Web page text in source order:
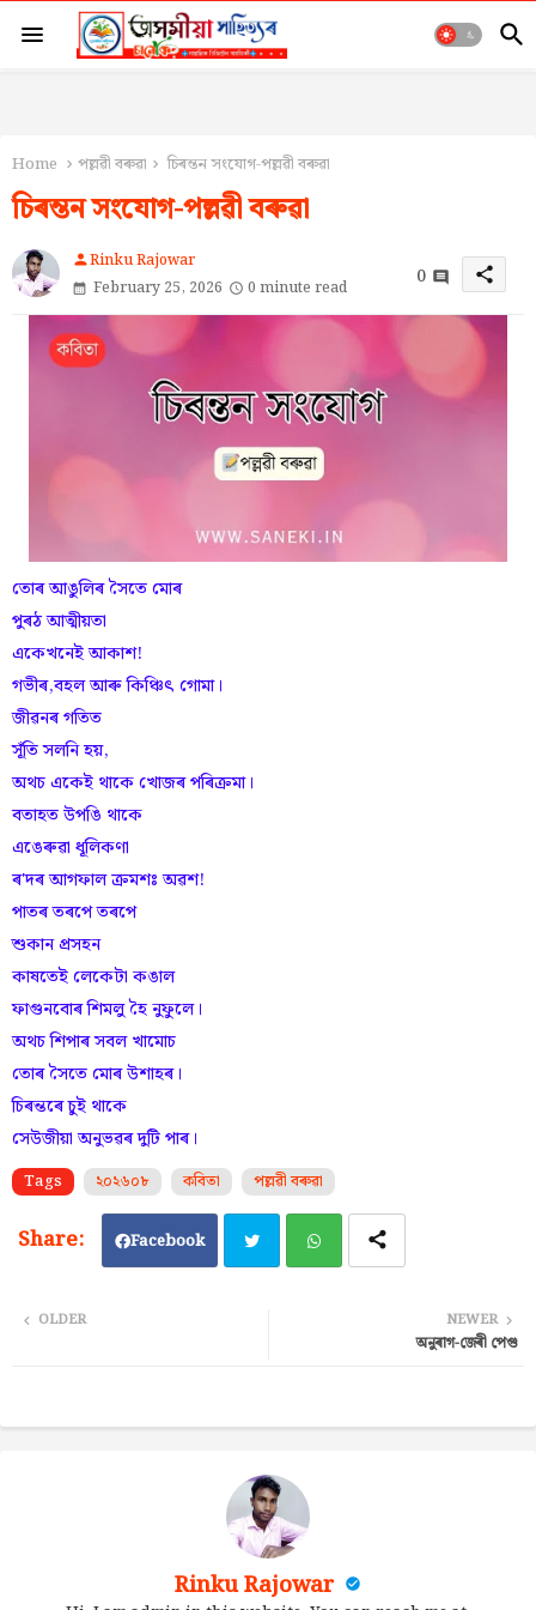
Home পল্লৱী বৰুৱা চিৰন্তন সংযোগ-পল্লৱী বৰুৱা
চিৰন্তন সংযোগ-পল্লৱী বৰুৱা
personRinku Rajowar
February 25, 2026
0 minute read 0 share
তোৰ আঙুলিৰ সৈতে মোৰ
পুৰঠ আত্মীয়তা
একেখনেই আকাশ!
গভীৰ,বহল আৰু কিঞ্চিৎ গোমা।
জীৱনৰ গতিত
সূঁতি সলনি হয়,
অথচ একেই থাকে খোজৰ পৰিক্ৰমা।
বতাহত উপঙি থাকে
এঙেৰুৱা ধূলিকণা
ৰ'দৰ আগফাল ক্ৰমশঃ অৱশ!
পাতৰ তৰপে তৰপে
শুকান প্ৰসহন
কাষতেই লেকেটা কঙাল
ফাগুনবোৰ শিমলু হৈ নুফুলে।
অথচ শিপাৰ সবল খামোচ
তোৰ সৈতে মোৰ উশাহৰ।
চিৰন্তৰে চুই থাকে
সেউজীয়া অনুভৱৰ দুটি পাৰ।
Tags ২০২৬০৮ কবিতা পল্লৱী বৰুৱা
Facebook
NEWER
অনুৰাগ-জেৰী পেগু
OLDER
Rinku Rajowar